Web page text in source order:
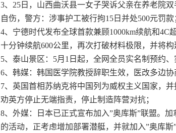
3、25日，山西曲沃县一女子哭诉父亲在养老院
自伤，警方：涉事护工被行拘15日并处500元罚款
4、宁德时代发布全球首款兼顾1000km续航和4C
十分钟续航600公里，再次打破材料极限，并将构
5、泰山景区：5月1日起，全网全员实名制预约、
6、韩媒：韩国医学院教授辞职生效，医改多边协
7、英国首相苏纳克将中国列为威权主义国家，
劝英方停止无端指责，停止制造阵营对抗；
8、外媒：日本已正式宣布加入”奥库斯”联盟。
的活动，正考虑增加部署潜艇，并就加入”奥库